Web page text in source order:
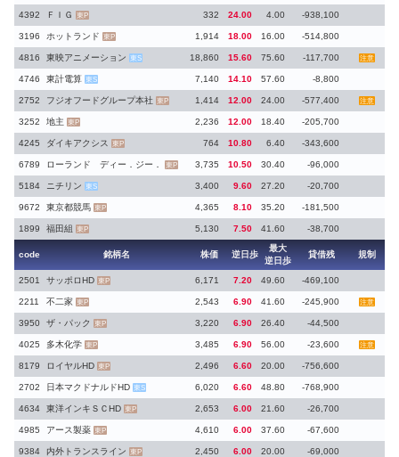
4392 ＦＩＧ 東P 332 24.00 4.00 -938,100
3196 ホットランド 東P 1,914 18.00 16.00 -514,800
4816 東映アニメーション 東S 18,860 15.60 75.60 -117,700 注意
4746 東計電算 東S 7,140 14.10 57.60 -8,800
2752 フジオフードグループ本社 東P 1,414 12.00 24.00 -577,400 注意
3252 地主 東P 2,236 12.00 18.40 -205,700
4245 ダイキアクシス 東P 764 10.80 6.40 -343,600
6789 ローランド ディー．ジー． 東P 3,735 10.50 30.40 -96,000
5184 ニチリン 東S 3,400 9.60 27.20 -20,700
9672 東京都競馬 東P 4,365 8.10 35.20 -181,500
1899 福田組 東P 5,130 7.50 41.60 -38,700
code 銘柄名 株価 逆日歩
最大
逆日歩
貸借残 規制
2501 サッポロHD 東P 6,171 7.20 49.60 -469,100
2211 不二家 東P 2,543 6.90 41.60 -245,900 注意
3950 ザ・パック 東P 3,220 6.90 26.40 -44,500
4025 多木化学 東P 3,485 6.90 56.00 -23,600 注意
8179 ロイヤルHD 東P 2,496 6.60 20.00 -756,600
2702 日本マクドナルドHD 東S 6,020 6.60 48.80 -768,900
4634 東洋インキＳＣHD 東P 2,653 6.00 21.60 -26,700
4985 アース製薬 東P 4,610 6.00 37.60 -67,600
9384 内外トランスライン 東P 2,450 6.00 20.00 -69,000